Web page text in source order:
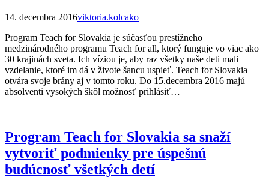
14. decembra 2016viktoria.kolcako
Program Teach for Slovakia je súčasťou prestížneho
medzinárodného programu Teach for all, ktorý funguje vo viac ako
30 krajinách sveta. Ich víziou je, aby raz všetky naše deti mali
vzdelanie, ktoré im dá v živote šancu uspieť. Teach for Slovakia
otvára svoje brány aj v tomto roku. Do 15.decembra 2016 majú
absolventi vysokých škôl možnosť prihlásiť…
Program Teach for Slovakia sa snaží
vytvoriť podmienky pre úspešnú
budúcnosť všetkých detí